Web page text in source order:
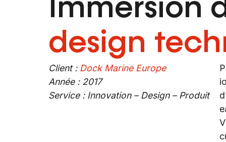
Immersion
design
Client : Dock Marine Europe
Année : 2017
Service : Innovation – Design – Produit